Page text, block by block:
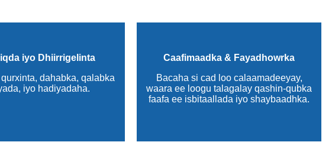
iyo Dhiirrigelinta
dahabka, qalabka
iyo hadiyadaha.
Caafimaadka & Fayadhowrka
Bacaha si cad loo calaamadeeyay,
waara ee loogu talagalay qashin-qubka
faafa ee isbitaallada iyo shaybaadhka.